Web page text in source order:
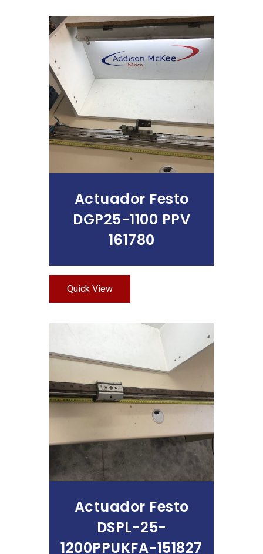
Actuador Festo
DGP25-1100 PPV
161780
Quick View
Leer Más
Actuador Festo
DSPL-25-
1200PPUKFA-151827